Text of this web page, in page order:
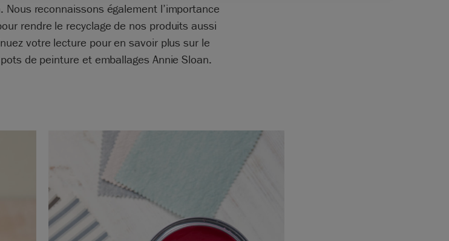
Nous reconnaissons également l’importance
rendre le recyclage de nos produits aussi
votre lecture pour en savoir plus sur le
de peinture et emballages Annie Sloan.